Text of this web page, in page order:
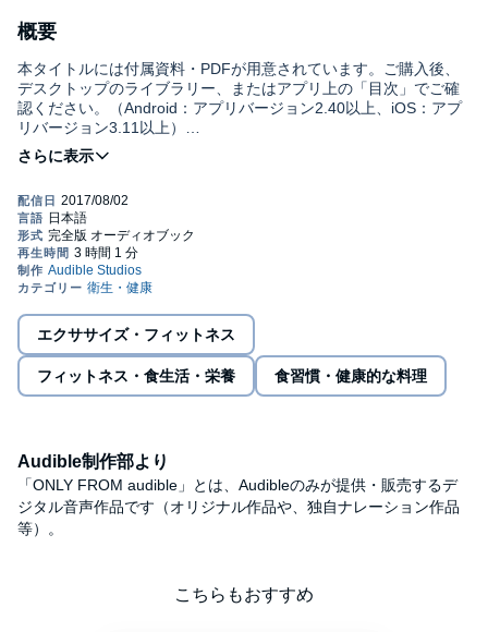
概要
本タイトルには付属資料・PDFが用意されています。ご購入後、
デスクトップのライブラリー、またはアプリ上の「目次」でご確
認ください。（Android：アプリバージョン2.40以上、iOS：アプ
リバージョン3.11以上）
スムージーを毎朝飲んでも、オーガニック食品を食べても、
美容にいくら時間とお金をかけても、冷えとりをがんばっても、
週に1回ヨガをしても、走っても、うまくいかなかったあなたへ。
冷え性とは何なのか? 東洋医学の観点から解説し、根本から治す
方法を紹介!
冷えに悩んでいるかたは必読です!
やる気をアップさせたい、疲れにくくなりたい……
すべてが叶う、全女性への最終手段!
エクササイズ・フィットネス
フィットネス・食生活・栄養 食習慣・健康的な料理
Audible制作部より
「ONLY FROM audible」とは、Audibleのみが提供・販売するデ
ジタル音声作品です（オリジナル作品や、独自ナレーション作品
等）。
こちらもおすすめ